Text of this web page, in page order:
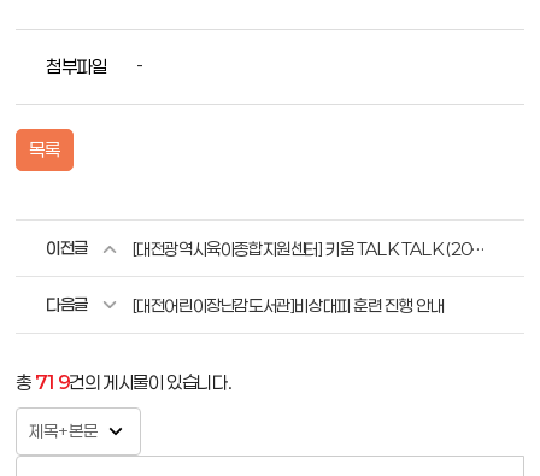
첨부파일 -
목록
이전글 [대전광역시육아종합지원센터] 키움 TALK TALK (2025년 5월)
다음글 [대전어린이장난감도서관]비상대피 훈련 진행 안내
총 719건의 게시물이 있습니다.